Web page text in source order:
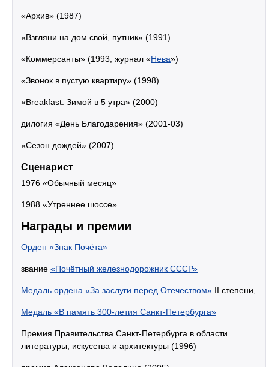
«Архив» (1987)
«Взгляни на дом свой, путник» (1991)
«Коммерсанты» (1993, журнал «Нева»)
«Звонок в пустую квартиру» (1998)
«Breakfast. Зимой в 5 утра» (2000)
дилогия «День Благодарения» (2001-03)
«Сезон дождей» (2007)
Сценарист
1976 «Обычный месяц»
1988 «Утреннее шоссе»
Награды и премии
Орден «Знак Почёта»
звание «Почётный железнодорожник СССР»
Медаль ордена «За заслуги перед Отечеством» II степени,
Медаль «В память 300-летия Санкт-Петербурга»
Премия Правительства Санкт-Петербурга в области
литературы, искусства и архитектуры (1996)